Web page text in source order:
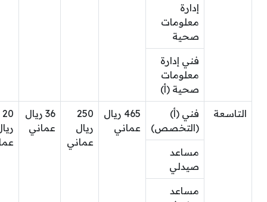
إدارة
معلومات
صحية
فني إدارة
معلومات
صحية (أ)
التاسعة
فني (أ)
(التخصص)
465 ريال
عماني
250
ريال
عماني
36 ريال
عماني
20
مساعد
صيدلي
مساعد